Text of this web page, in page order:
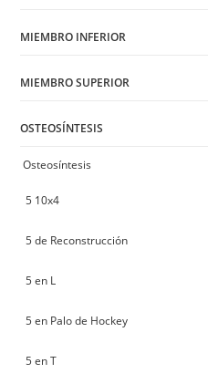
MIEMBRO INFERIOR
MIEMBRO SUPERIOR
OSTEOSÍNTESIS
Osteosíntesis
5 10x4
5 de Reconstrucción
5 en L
5 en Palo de Hockey
5 en T